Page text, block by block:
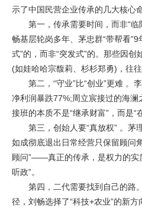
示了中国民营企业传承的几大核心
第一，传承需要时间，而非“临
畅基层轮岗多年、茅忠群“带帮看
式”的，而非“突发式”的。那些因
(如娃哈哈宗馥莉、杉杉郑勇)，往
第二，“守业”比“创业”更难 。
净利润暴跌77%;周立宸接过的海
接班的本质不是“继承财富”，而是“
第三，创始人要“真放权” 。茅
如成彻底退出日常经营只保留顾问
顾问”——真正的传承，是权力的实
听政”。
第四，二代需要找到自己的路。
径，刘畅选择了“科技+农业”的新